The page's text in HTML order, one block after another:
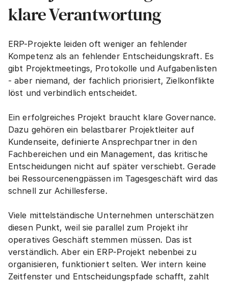
klare Verantwortung
ERP-Projekte leiden oft weniger an fehlender
Kompetenz als an fehlender Entscheidungskraft. Es
gibt Projektmeetings, Protokolle und Aufgabenlisten
- aber niemand, der fachlich priorisiert, Zielkonflikte
löst und verbindlich entscheidet.
Ein erfolgreiches Projekt braucht klare Governance.
Dazu gehören ein belastbarer Projektleiter auf
Kundenseite, definierte Ansprechpartner in den
Fachbereichen und ein Management, das kritische
Entscheidungen nicht auf später verschiebt. Gerade
bei Ressourcenengpässen im Tagesgeschäft wird das
schnell zur Achillesferse.
Viele mittelständische Unternehmen unterschätzen
diesen Punkt, weil sie parallel zum Projekt ihr
operatives Geschäft stemmen müssen. Das ist
verständlich. Aber ein ERP-Projekt nebenbei zu
organisieren, funktioniert selten. Wer intern keine
Zeitfenster und Entscheidungspfade schafft, zahlt